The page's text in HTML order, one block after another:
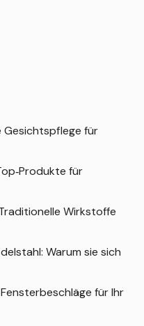
Gesichtspflege für
für
Wirkstoffe
Warum sie sich
für Ihr